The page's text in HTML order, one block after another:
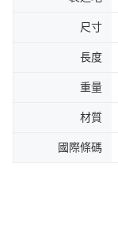
尺寸
長度
重量
材質
國際條碼